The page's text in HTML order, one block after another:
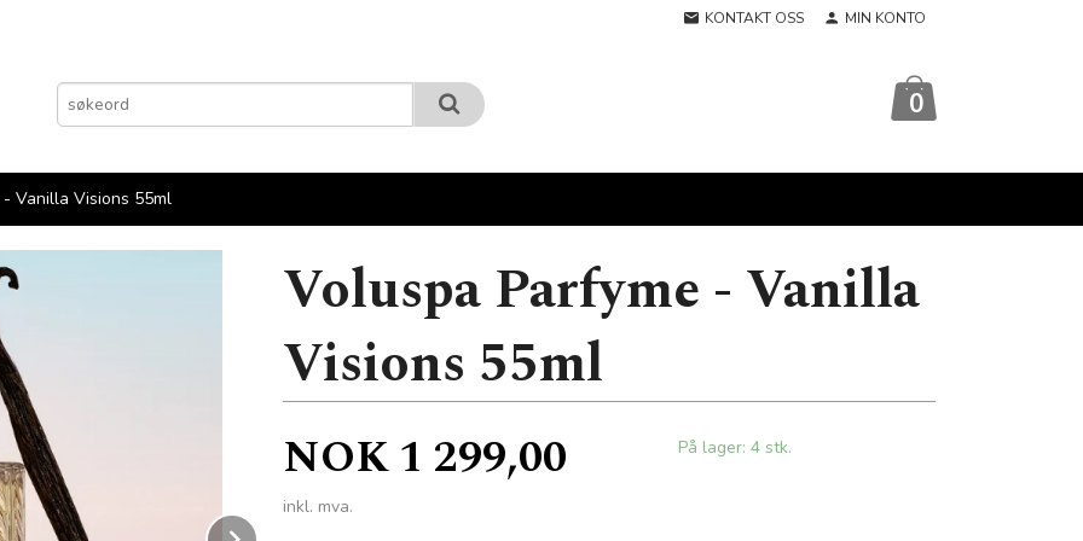
KONTAKT OSS MIN KONTO
0
Vanilla Visions 55ml
Voluspa Parfyme - Vanilla
Visions 55ml
Pris
NOK1 299,00
inkl. mva.
På lager: 4 stk.